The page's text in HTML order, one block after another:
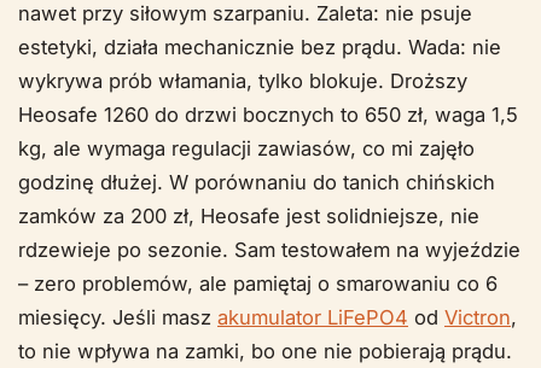
nawet przy siłowym szarpaniu. Zaleta: nie psuje
estetyki, działa mechanicznie bez prądu. Wada: nie
wykrywa prób włamania, tylko blokuje. Droższy
Heosafe 1260 do drzwi bocznych to 650 zł, waga 1,5
kg, ale wymaga regulacji zawiasów, co mi zajęło
godzinę dłużej. W porównaniu do tanich chińskich
zamków za 200 zł, Heosafe jest solidniejsze, nie
rdzewieje po sezonie. Sam testowałem na wyjeździe
– zero problemów, ale pamiętaj o smarowaniu co 6
miesięcy. Jeśli masz akumulator LiFePO4 od Victron,
to nie wpływa na zamki, bo one nie pobierają prądu.